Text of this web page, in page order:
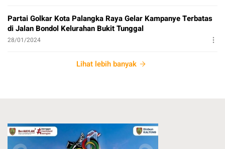
Partai Golkar Kota Palangka Raya Gelar Kampanye Terbatas
di Jalan Bondol Kelurahan Bukit Tunggal
28/01/2024
Lihat lebih banyak